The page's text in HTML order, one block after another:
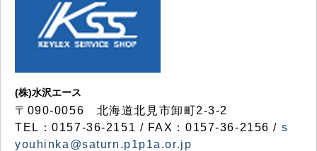
(株)水沢エース
〒090-0056 北海道北見市卸町2-3-2
TEL：0157-36-2151 / FAX：0157-36-2156 / s
youhinka@saturn.p1p1a.or.jp